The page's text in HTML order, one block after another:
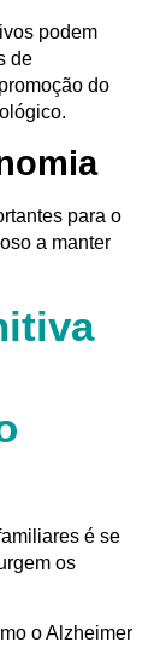
podem
de
do
para o
a manter
é se
os
o Alzheimer